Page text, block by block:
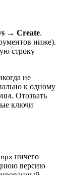
→ Create.
ниже).
строку
не
к одному
404. Отозвать
ключи
npx ничего
версию